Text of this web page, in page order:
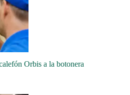
Orbis a la botonera